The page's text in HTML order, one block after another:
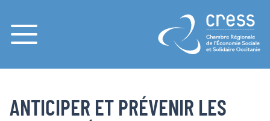
Menu
ANTICIPER ET PRÉVENIR LES